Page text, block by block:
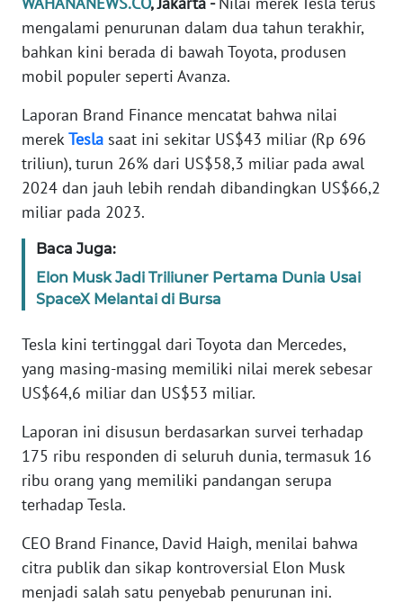
mengalami penurunan dalam dua tahun terakhir,
bahkan kini berada di bawah Toyota, produsen
mobil populer seperti Avanza.
Laporan Brand Finance mencatat bahwa nilai
merek Tesla saat ini sekitar US$43 miliar (Rp 696
triliun), turun 26% dari US$58,3 miliar pada awal
2024 dan jauh lebih rendah dibandingkan US$66,2
miliar pada 2023.
Baca Juga:
Elon Musk Jadi Triliuner Pertama Dunia Usai
SpaceX Melantai di Bursa
Tesla kini tertinggal dari Toyota dan Mercedes,
yang masing-masing memiliki nilai merek sebesar
US$64,6 miliar dan US$53 miliar.
Laporan ini disusun berdasarkan survei terhadap
175 ribu responden di seluruh dunia, termasuk 16
ribu orang yang memiliki pandangan serupa
terhadap Tesla.
CEO Brand Finance, David Haigh, menilai bahwa
citra publik dan sikap kontroversial Elon Musk
menjadi salah satu penyebab penurunan ini.
Informasi
INDEKS
KONTAK
INFO
IKLAN
TENTANG
PEDOMAN
SIBER
REDAKSI
KARIR
DISCLAIMER
Wahana
News
Regional